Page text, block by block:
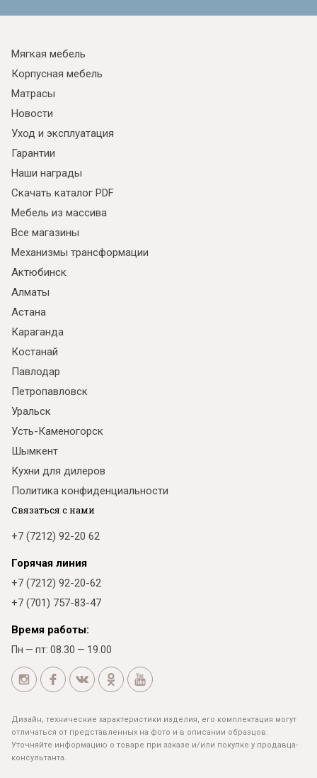
Мягкая мебель
Корпусная мебель
Матрасы
Новости
Уход и эксплуатация
Гарантии
Наши награды
Скачать каталог PDF
Мебель из массива
Все магазины
Механизмы трансформации
Актюбинск
Алматы
Астана
Караганда
Костанай
Павлодар
Петропавловск
Уральск
Усть-Каменогорск
Шымкент
Кухни для дилеров
Политика конфиденциальности
Связаться с нами
+7 (7212) 92-20 62
Горячая линия
+7 (7212) 92-20-62
+7 (701) 757-83-47
Время работы:
Пн — пт: 08.30 — 19.00
Дизайн, технические характеристики изделия, его комплектация могут
отличаться от представленных на фото и в описании образцов.
Уточняйте информацию о товаре при заказе и/или покупке у продавца-
консультанта.